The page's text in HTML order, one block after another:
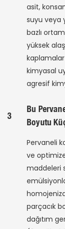
asit,
suyu veya
bazlı
yüksek
kimyasal
agresif
3
Bu
Boyutu
Pervaneli
ve
maddeleri
parçacık
dağıtım